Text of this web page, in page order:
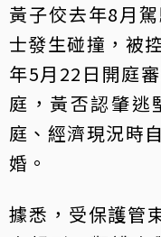
黃子佼去年8月
士發生碰撞，被
年5月22日開庭
庭，黃否認肇逃
庭、經濟現況時
婚。
據悉，受保護管